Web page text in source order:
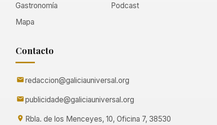
Gastronomía
Podcast
Mapa
Contacto
redaccion@galiciauniversal.org
publicidade@galiciauniversal.org
Rbla. de los Menceyes, 10, Oficina 7, 38530